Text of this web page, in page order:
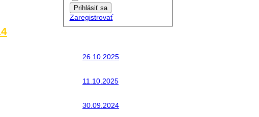
Prihlásiť sa
Zaregistrovať
26.10.2025
11.10.2025
30.09.2024